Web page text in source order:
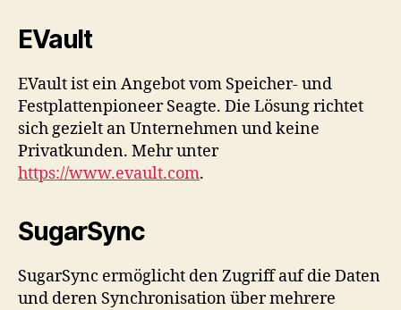
EVault
EVault ist ein Angebot vom Speicher- und
Festplattenpioneer Seagte. Die Lösung richtet
sich gezielt an Unternehmen und keine
Privatkunden. Mehr unter
https://www.evault.com.
SugarSync
SugarSync ermöglicht den Zugriff auf die Daten
und deren Synchronisation über mehrere